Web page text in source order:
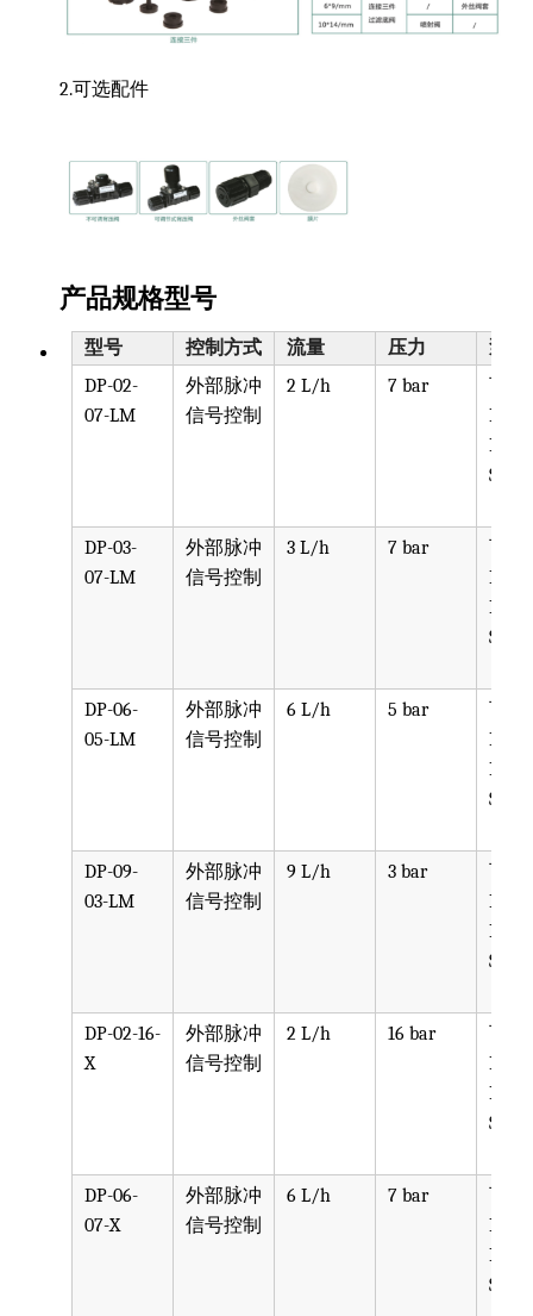
2.可选配件
产品规格型号
型号 控制方式 流量 压力
泵头
DP-02-
07-LM
外部脉冲
信号控制
2 L/h 7 bar
可选
PPV,
PVDF,
SST,
DP-03-
07-LM
外部脉冲
信号控制
3 L/h 7 bar
可选
PPV,
PVDF,
SST,
DP-06-
05-LM
外部脉冲
信号控制
6 L/h 5 bar
可选
PPV,
PVDF,
SST,
DP-09-
03-LM
外部脉冲
信号控制
9 L/h 3 bar
可选
PPV,
PVDF,
SST,
DP-02-16-
X
外部脉冲
信号控制
2 L/h 16 bar
可选
PPV,
PVDF,
SST,
DP-06-
07-X
外部脉冲
信号控制
6 L/h 7 bar
可选
PPV,
PVDF,
SST,